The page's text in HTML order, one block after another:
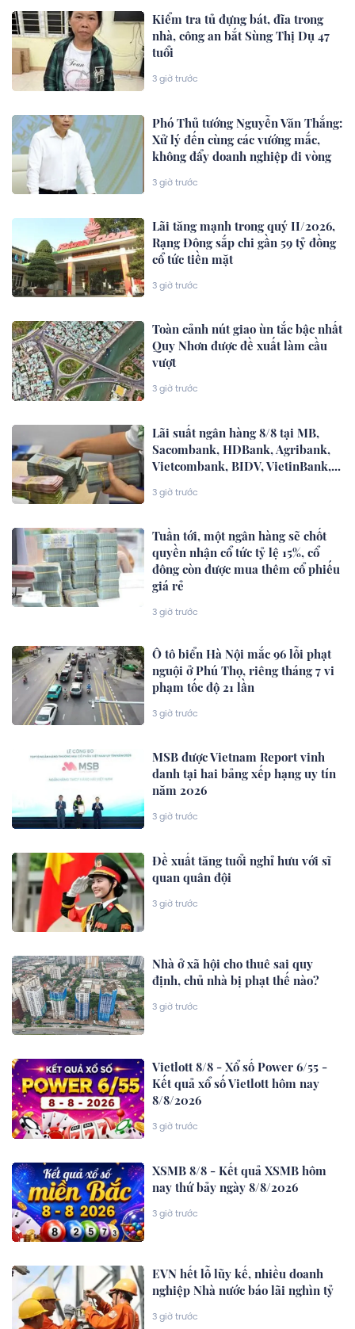
Kiểm tra tủ đựng bát, đĩa trong
nhà, công an bắt Sùng Thị Dụ 47
tuổi
3 giờ trước
Phó Thủ tướng Nguyễn Văn Thắng:
Xử lý đến cùng các vướng mắc,
không đẩy doanh nghiệp đi vòng
3 giờ trước
Lãi tăng mạnh trong quý II/2026,
Rạng Đông sắp chi gần 59 tỷ đồng
cổ tức tiền mặt
3 giờ trước
Toàn cảnh nút giao ùn tắc bậc nhất
Quy Nhơn được đề xuất làm cầu
vượt
3 giờ trước
Lãi suất ngân hàng 8/8 tại MB,
Sacombank, HDBank, Agribank,
Vietcombank, BIDV, VietinBank,...
3 giờ trước
Tuần tới, một ngân hàng sẽ chốt
quyền nhận cổ tức tỷ lệ 15%, cổ
đông còn được mua thêm cổ phiếu
giá rẻ
3 giờ trước
Ô tô biển Hà Nội mắc 96 lỗi phạt
nguội ở Phú Thọ, riêng tháng 7 vi
phạm tốc độ 21 lần
3 giờ trước
MSB được Vietnam Report vinh
danh tại hai bảng xếp hạng uy tín
năm 2026
3 giờ trước
Đề xuất tăng tuổi nghỉ hưu với sĩ
quan quân đội
3 giờ trước
Nhà ở xã hội cho thuê sai quy
định, chủ nhà bị phạt thế nào?
3 giờ trước
Vietlott 8/8 - Xổ số Power 6/55 -
Kết quả xổ số Vietlott hôm nay
8/8/2026
3 giờ trước
XSMB 8/8 - Kết quả XSMB hôm
nay thứ bảy ngày 8/8/2026
3 giờ trước
EVN hết lỗ lũy kế, nhiều doanh
nghiệp Nhà nước báo lãi nghìn tỷ
3 giờ trước